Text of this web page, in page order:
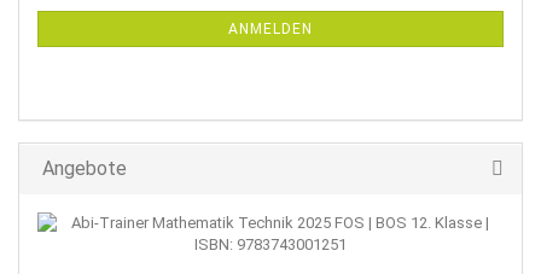
ANMELDEN
Angebote